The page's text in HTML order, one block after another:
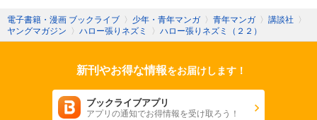
電子書籍・漫画 ブックライブ 〉 少年・青年マンガ 〉 青年マンガ 〉 講談社 〉
ヤングマガジン 〉 ハロー張りネズミ 〉 ハロー張りネズミ（２２）
新刊やお得な情報をお届けします！
ブックライブアプリ
アプリの通知でお得情報を受け取ろう！